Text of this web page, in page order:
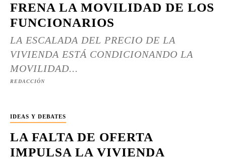
FRENA LA MOVILIDAD DE LOS
FUNCIONARIOS
LA ESCALADA DEL PRECIO DE LA
VIVIENDA ESTÁ CONDICIONANDO LA
MOVILIDAD...
REDACCIÓN
IDEAS Y DEBATES
LA FALTA DE OFERTA
IMPULSA LA VIVIENDA